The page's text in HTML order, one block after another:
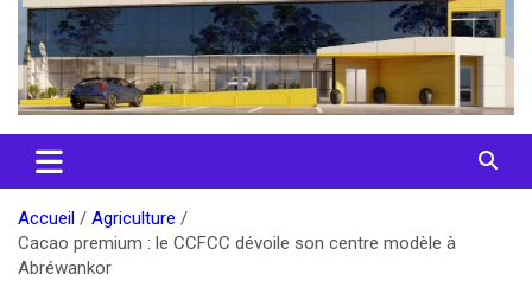
Accueil
Agriculture
Cacao premium : le CCFCC dévoile son centre modèle à
Abréwankor